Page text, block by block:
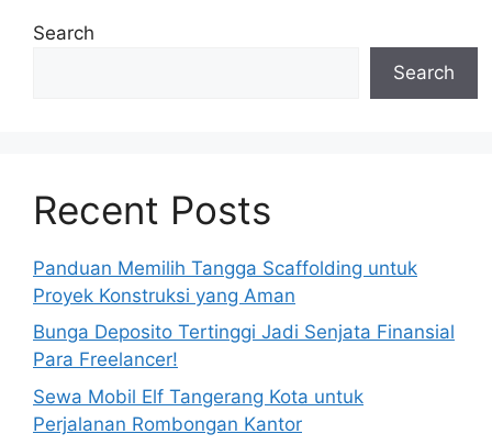
Search
Search
Recent Posts
Panduan Memilih Tangga Scaffolding untuk
Proyek Konstruksi yang Aman
Bunga Deposito Tertinggi Jadi Senjata Finansial
Para Freelancer!
Sewa Mobil Elf Tangerang Kota untuk
Perjalanan Rombongan Kantor